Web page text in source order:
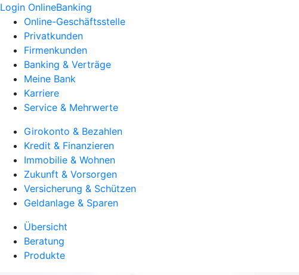
Login OnlineBanking
Online-Geschäftsstelle
Privatkunden
Firmenkunden
Banking & Verträge
Meine Bank
Karriere
Service & Mehrwerte
Girokonto & Bezahlen
Kredit & Finanzieren
Immobilie & Wohnen
Zukunft & Vorsorgen
Versicherung & Schützen
Geldanlage & Sparen
Übersicht
Beratung
Produkte